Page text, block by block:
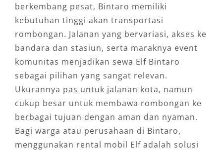
berkembang pesat, Bintaro memiliki
kebutuhan tinggi akan transportasi
rombongan. Jalanan yang bervariasi, akses ke
bandara dan stasiun, serta maraknya event
komunitas menjadikan sewa Elf Bintaro
sebagai pilihan yang sangat relevan.
Ukurannya pas untuk jalanan kota, namun
cukup besar untuk membawa rombongan ke
berbagai tujuan dengan aman dan nyaman.
Bagi warga atau perusahaan di Bintaro,
menggunakan rental mobil Elf adalah solusi